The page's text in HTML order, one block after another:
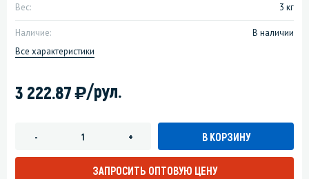
Вес: 3 кг
Наличие:
В наличии
Все характеристики
3 222.87)/рул.
- + В КОРЗИНУ
ЗАПРОСИТЬ ОПТОВУЮ ЦЕНУ